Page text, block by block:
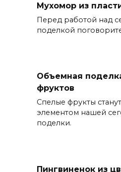
Мухомор из
Перед работой над
поделкой
Объемная
фруктов
Спелые фрукты
элементом нашей
поделки.
Пингвиненок из